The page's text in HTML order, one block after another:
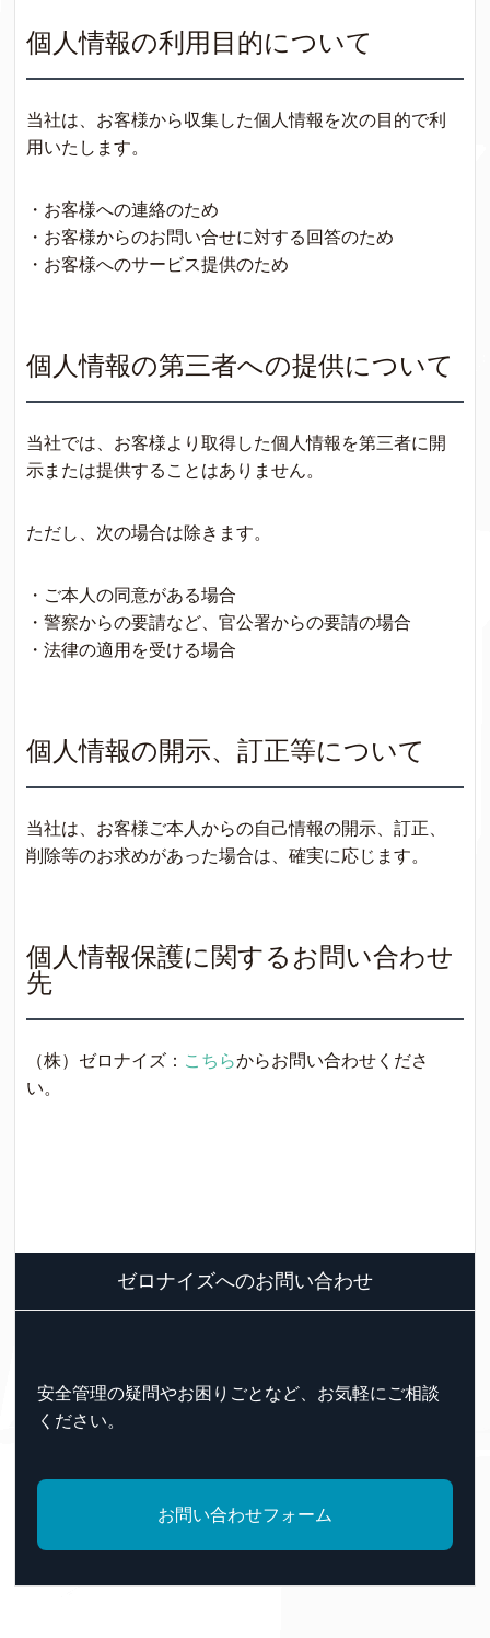
個人情報の利用目的について
当社は、お客様から収集した個人情報を次の目的で利
用いたします。
・お客様への連絡のため
・お客様からのお問い合せに対する回答のため
・お客様へのサービス提供のため
個人情報の第三者への提供について
当社では、お客様より取得した個人情報を第三者に開
示または提供することはありません。
ただし、次の場合は除きます。
・ご本人の同意がある場合
・警察からの要請など、官公署からの要請の場合
・法律の適用を受ける場合
個人情報の開示、訂正等について
当社は、お客様ご本人からの自己情報の開示、訂正、
削除等のお求めがあった場合は、確実に応じます。
個人情報保護に関するお問い合わせ
先
（株）ゼロナイズ： こちらからお問い合わせくださ
い。
ゼロナイズへのお問い合わせ
安全管理の疑問やお困りごとなど、お気軽にご相談
ください。
お問い合わせフォーム